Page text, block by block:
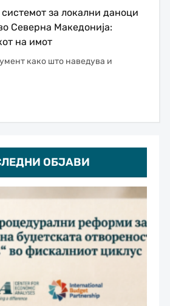
ОБЈАВИ
за локални даноци
Северна Македонија:
на имот
како што наведува и